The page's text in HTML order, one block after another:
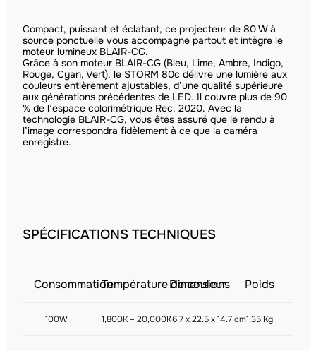
Compact, puissant et éclatant, ce projecteur de 80 W à
source ponctuelle vous accompagne partout et intègre le
moteur lumineux BLAIR-CG.
Grâce à son moteur BLAIR-CG (Bleu, Lime, Ambre, Indigo,
Rouge, Cyan, Vert), le STORM 80c délivre une lumière aux
couleurs entièrement ajustables, d’une qualité supérieure
aux générations précédentes de LED. Il couvre plus de 90
% de l’espace colorimétrique Rec. 2020. Avec la
technologie BLAIR-CG, vous êtes assuré que le rendu à
l’image correspondra fidèlement à ce que la caméra
enregistre.
SPÉCIFICATIONS TECHNIQUES
ConsommationTempérature de couleur
Dimensions Poids
100W 1,800K – 20,000K16.7 x 22.5 x 14.7 cm1,35 Kg